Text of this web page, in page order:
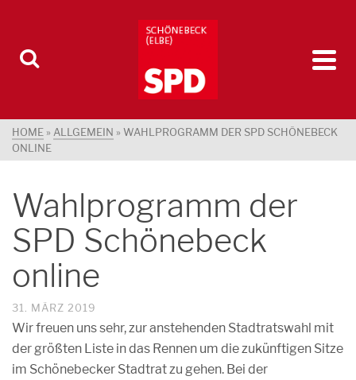
HOME » ALLGEMEIN » WAHLPROGRAMM DER SPD SCHÖNEBECK
ONLINE
Wahlprogramm der
SPD Schönebeck
online
31. MÄRZ 2019
Wir freuen uns sehr, zur anstehenden Stadtratswahl mit
der größten Liste in das Rennen um die zukünftigen Sitze
im Schönebecker Stadtrat zu gehen. Bei der